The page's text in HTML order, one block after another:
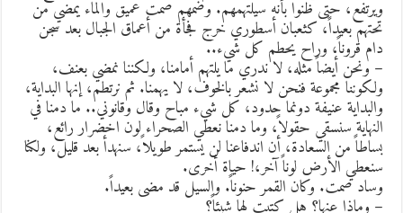
حتى ظنوا بأنه سيلتهمهم. وضمهم صمت عميق والماء يمضي من
بعيداً، كثعبان أسطوري خرج فجأة من أعماق الجبال بعد سجن
قروناً، وراح يحطم كل شيء..
ونحن أيضاً مثله، لا ندري ما يلتهم أمامنا، ولكننا نمضي بعنف،
مجموعة فنحن لا نشعر بالخوف، لا يهمنا. ثم نرتطم، إنها البداية،
عنيفة دونما حدود، كل شيء مباح وقال وقانوني.. ما دمنا في
سنسقي حقولاً، وما دمنا نعطي الصحراء لون اخضرار رائع،
من السعادة، أن اندفاعنا لن يستمر طويلاً، سنهدأ بعد قليل، ولكنا
الأرض لوناً آخر،! حياة أخرى.
صمت. وكان القمر حنوناً. والسيل قد مضى بعيداً.
وماذا عنها؟ هل كتبت لها شيئاً؟